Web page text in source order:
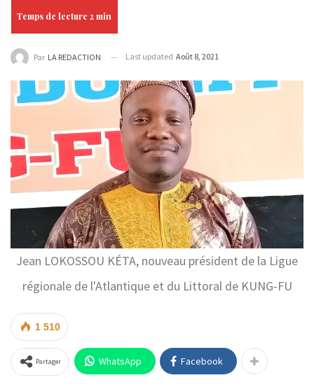
Par LA REDACTION Last updated Août 8, 2021
Jean LOKOSSOU KÉTA, nouveau président de la Ligue
régionale de l'Atlantique et du Littoral de KUNG-FU
1 510
Partager WhatsApp Facebook